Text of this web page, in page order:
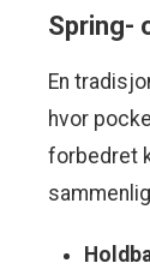
Spring-
En
hvor
forbedret